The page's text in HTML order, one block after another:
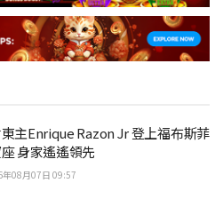
主Enrique Razon Jr 登上福布斯菲
身家遙遙領先
年08月07日 09:57